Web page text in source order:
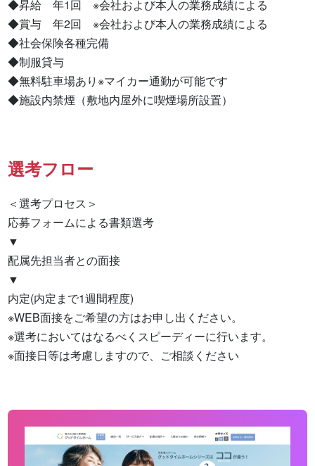
◆昇給　年1回　※会社および本人の業務成績による
◆賞与　年2回　※会社および本人の業務成績による
◆社会保険各種完備
◆制服貸与
◆無料駐車場あり※マイカー通勤が可能です
◆施設内禁煙（敷地内屋外に喫煙場所設置）
選考フロー
＜選考プロセス＞
応募フォームによる書類選考
▼
配属先担当者との面接
▼
内定(内定まで1週間程度)
※WEB面接をご希望の方はお申し出ください。
※選考においてはなるべくスピーディーに行います。
※面接日等は考慮しますので、ご相談ください